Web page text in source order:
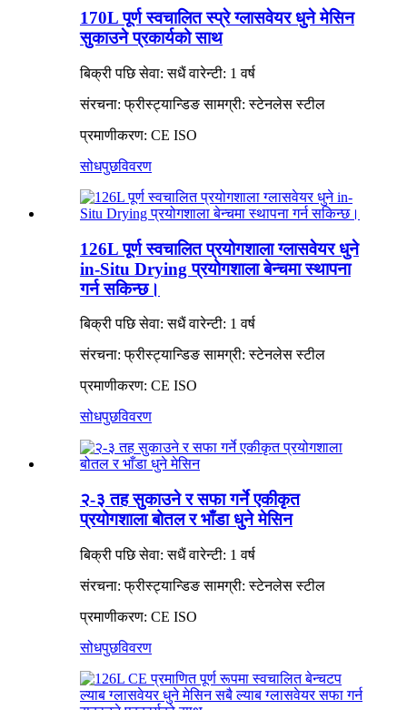
170L पूर्ण स्वचालित स्प्रे ग्लासवेयर धुने मेसिन
सुकाउने प्रकार्यको साथ
बिक्री पछि सेवा: सधैं वारेन्टी: 1 वर्ष
संरचना: फ्रीस्ट्यान्डिङ सामग्री: स्टेनलेस स्टील
प्रमाणीकरण: CE ISO
सोधपुछविवरण
126L पूर्ण स्वचालित प्रयोगशाला ग्लासवेयर धुने
in-Situ Drying प्रयोगशाला बेन्चमा स्थापना
गर्न सकिन्छ।
बिक्री पछि सेवा: सधैं वारेन्टी: 1 वर्ष
संरचना: फ्रीस्ट्यान्डिङ सामग्री: स्टेनलेस स्टील
प्रमाणीकरण: CE ISO
सोधपुछविवरण
२-३ तह सुकाउने र सफा गर्ने एकीकृत
प्रयोगशाला बोतल र भाँडा धुने मेसिन
बिक्री पछि सेवा: सधैं वारेन्टी: 1 वर्ष
संरचना: फ्रीस्ट्यान्डिङ सामग्री: स्टेनलेस स्टील
प्रमाणीकरण: CE ISO
सोधपुछविवरण